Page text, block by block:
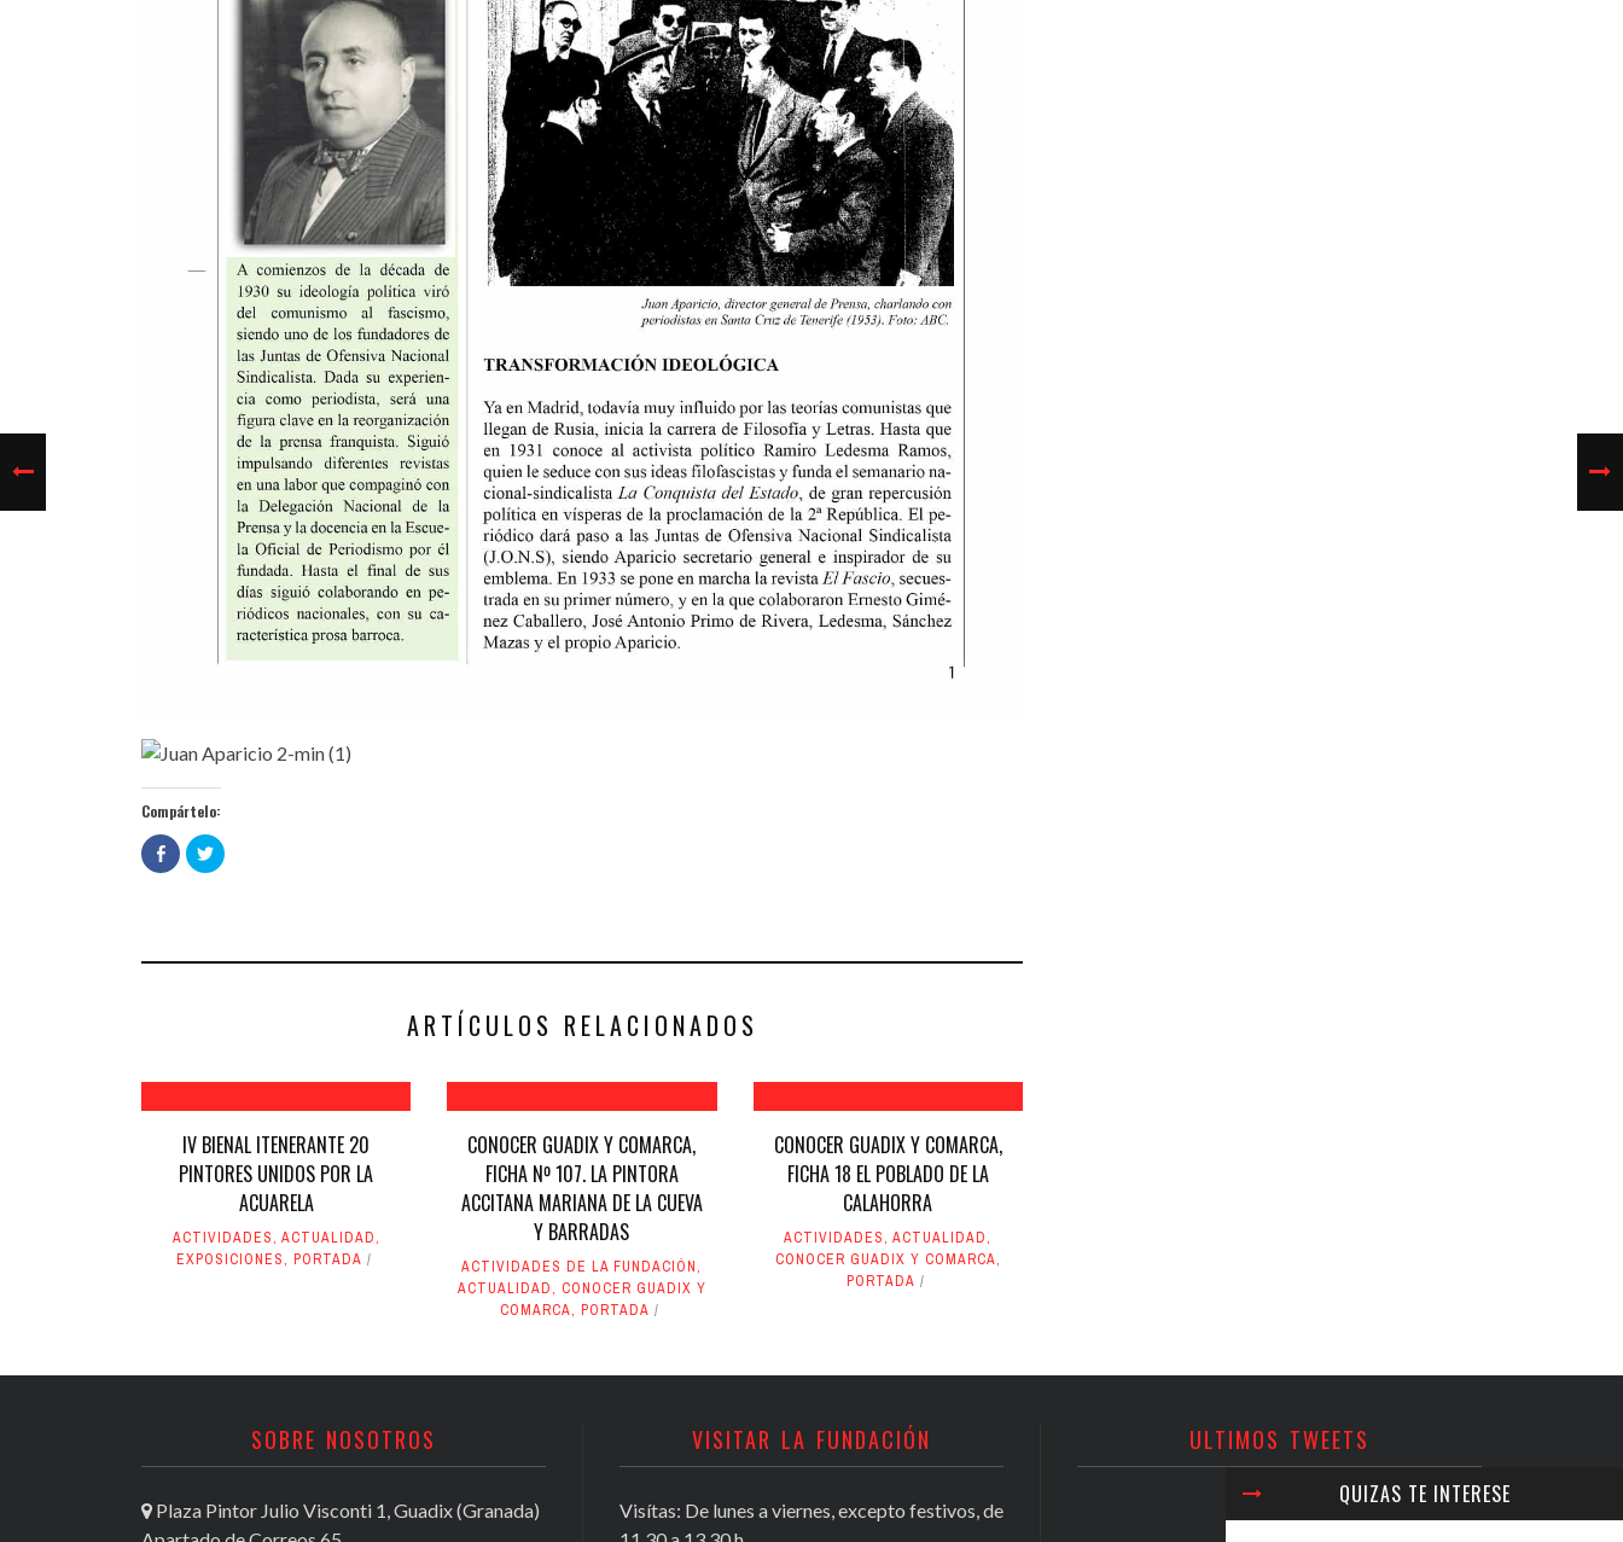
Compártelo:
Haz
clic
para
en
Haz
clic
en
ARTÍCULOS RELACIONADOS
IV BIENAL ITENERANTE 20
PINTORES UNIDOS POR LA
ACUARELA
ACTIVIDADES, ACTUALIDAD,
EXPOSICIONES, PORTADA
CONOCER GUADIX Y COMARCA,
FICHA Nº 107. LA PINTORA
ACCITANA MARIANA DE LA CUEVA
Y BARRADAS
ACTIVIDADES DE LA FUNDACIÓN,
ACTUALIDAD, CONOCER GUADIX Y
COMARCA, PORTADA
CONOCER GUADIX Y COMARCA,
FICHA 18 EL POBLADO DE LA
CALAHORRA
ACTIVIDADES,ACTUALIDAD,
CONOCER GUADIX Y COMARCA,
PORTADA
QUIZAS TE INTERESE
SOBRE NOSOTROS
Plaza Pintor Julio Visconti 1, Guadix (Granada)
VISITAR LA FUNDACIÓN
Visítas: De lunes a viernes, excepto festivos, de
ULTIMOS TWEETS